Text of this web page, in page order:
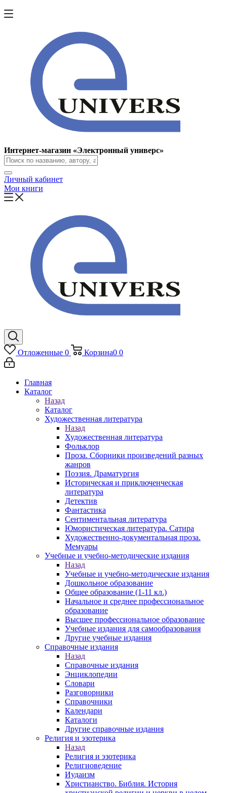
Интернет-магазин «Электронный универс»
Личный кабинет
Мои книги
Отложенные 0 Корзина0 0
Главная
Каталог
Назад
Каталог
Художественная литература
Назад
Художественная литература
Фольклор
Проза. Сборники произведений разных
жанров
Поэзия. Драматургия
Историческая и приключенческая
литература
Детектив
Фантастика
Сентиментальная литература
Юмористическая литература. Сатира
Художественно-документальная проза.
Мемуары
Учебные и учебно-методические издания
Назад
Учебные и учебно-методические издания
Дошкольное образование
Общее образование (1-11 кл.)
Начальное и среднее профессиональное
образование
Высшее профессиональное образование
Учебные издания для самообразования
Другие учебные издания
Справочные издания
Назад
Справочные издания
Энциклопедии
Словари
Разговорники
Справочники
Календари
Каталоги
Другие справочные издания
Религия и эзотерика
Назад
Религия и эзотерика
Религиоведение
Иудаизм
Христианство. Библия. История